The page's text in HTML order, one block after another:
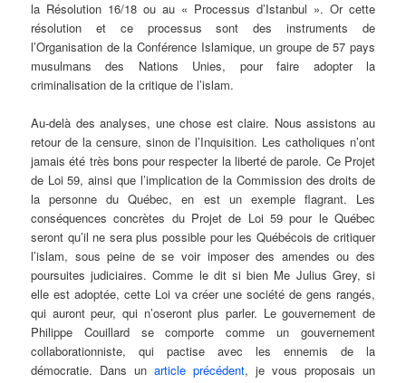
la Résolution 16/18 ou au « Processus d’Istanbul ». Or cette
résolution et ce processus sont des instruments de
l’Organisation de la Conférence Islamique, un groupe de 57 pays
musulmans des Nations Unies, pour faire adopter la
criminalisation de la critique de l’islam.
Au-delà des analyses, une chose est claire. Nous assistons au
retour de la censure, sinon de l’Inquisition. Les catholiques n’ont
jamais été très bons pour respecter la liberté de parole. Ce Projet
de Loi 59, ainsi que l’implication de la Commission des droits de
la personne du Québec, en est un exemple flagrant. Les
conséquences concrètes du Projet de Loi 59 pour le Québec
seront qu’il ne sera plus possible pour les Québécois de critiquer
l’islam, sous peine de se voir imposer des amendes ou des
poursuites judiciaires. Comme le dit si bien Me Julius Grey, si
elle est adoptée, cette Loi va créer une société de gens rangés,
qui auront peur, qui n’oseront plus parler. Le gouvernement de
Philippe Couillard se comporte comme un gouvernement
collaborationniste, qui pactise avec les ennemis de la
démocratie. Dans unarticle précédent, je vous proposais un